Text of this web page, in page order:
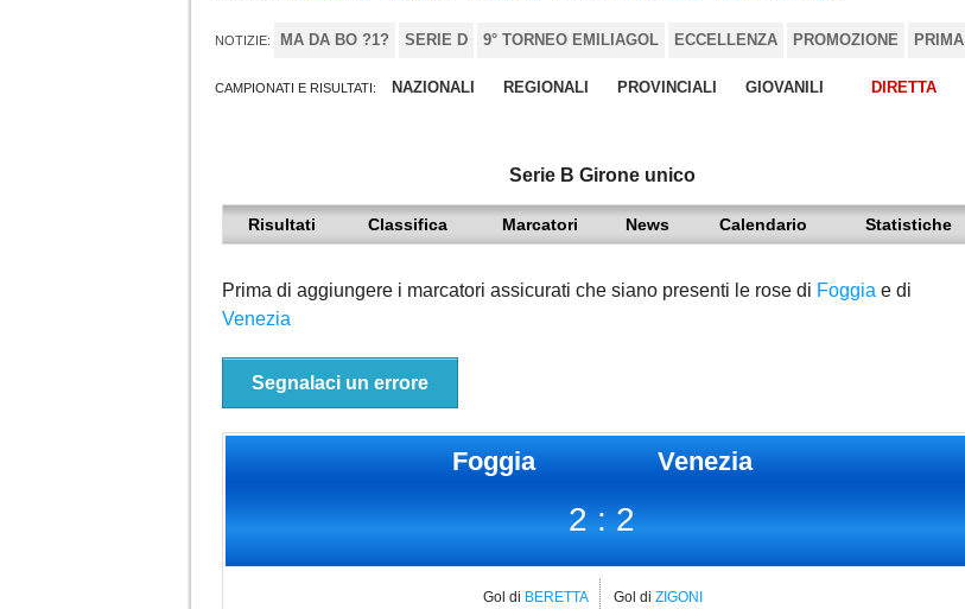
NOTIZIE: MA DA BO ?1? SERIE D 9° TORNEO EMILIAGOL ECCELLENZA PROMOZIONE PRIMA
CAMPIONATI E RISULTATI: NAZIONALI REGIONALI PROVINCIALI GIOVANILI DIRETTA
Serie B Girone unico
Risultati Classifica Marcatori News Calendario Statistiche
Prima di aggiungere i marcatori assicurati che siano presenti le rose di Foggia e di
Venezia
Segnalaci un errore
Foggia Venezia
2 : 2
Gol di BERETTA
Gol di ZIGONI